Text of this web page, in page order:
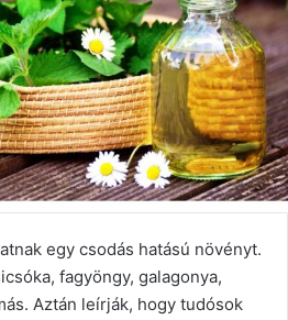
egy csodás hatású növényt.
fagyöngy, galagonya,
Aztán leírják, hogy tudósok